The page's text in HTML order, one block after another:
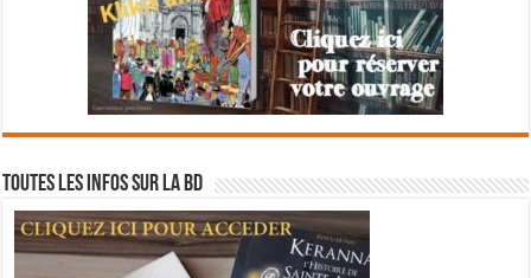
Toutes les infos sur la BD